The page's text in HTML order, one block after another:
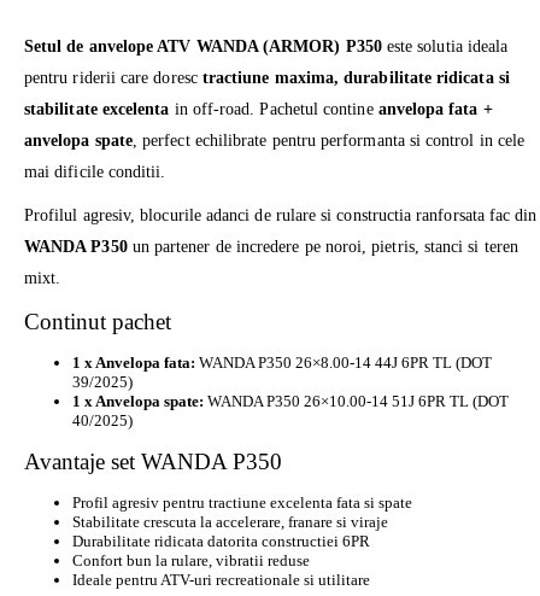
Setul de anvelope ATV WANDA (ARMOR) P350este solutia ideala
pentru riderii care doresc tractiune maxima, durabilitate ridicata si
stabilitate excelenta in off-road. Pachetul contine anvelopa fata +
anvelopa spate, perfect echilibrate pentru performanta si control in cele
mai dificile conditii.
Profilul agresiv, blocurile adanci de rulare si constructia ranforsata fac din
WANDA P350un partener de incredere pe noroi, pietris, stanci si teren
mixt.
Continut pachet
1 x Anvelopa fata: WANDA P350 26×8.00-14 44J 6PR TL (DOT
39/2025)
1 x Anvelopa spate: WANDA P350 26×10.00-14 51J 6PR TL (DOT
40/2025)
Avantaje set WANDA P350
Profil agresiv pentru tractiune excelenta fata si spate
Stabilitate crescuta la accelerare, franare si viraje
Durabilitate ridicata datorita constructiei 6PR
Confort bun la rulare, vibratii reduse
Ideale pentru ATV-uri recreationale si utilitare